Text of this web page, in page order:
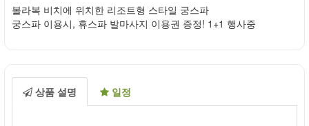
볼라복 비치에 위치한 리조트형 스타일 궁스파
궁스파 이용시, 휴스파 발마사지 이용권 증정! 1+1 행사중
상품 설명 일정